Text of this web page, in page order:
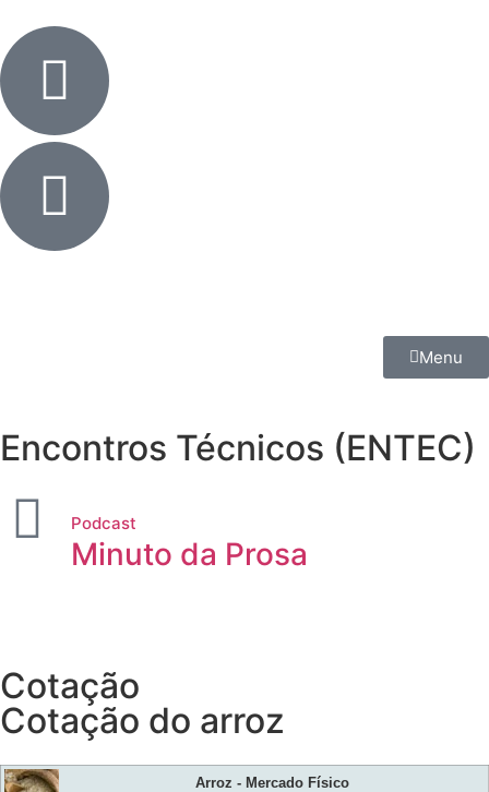
Menu
Encontros Técnicos (ENTEC)
Podcast
Minuto da Prosa
Cotação
Cotação do arroz
Arroz - Mercado Físico